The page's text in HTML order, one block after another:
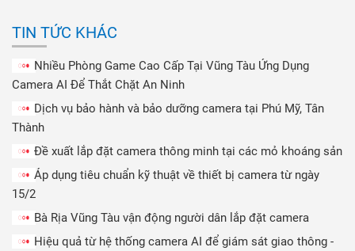
TIN TỨC KHÁC
Nhiều Phòng Game Cao Cấp Tại Vũng Tàu Ứng Dụng
Camera AI Để Thắt Chặt An Ninh
Dịch vụ bảo hành và bảo dưỡng camera tại Phú Mỹ, Tân
Thành
Đề xuất lắp đặt camera thông minh tại các mỏ khoáng sản
Áp dụng tiêu chuẩn kỹ thuật về thiết bị camera từ ngày
15/2
Bà Rịa Vũng Tàu vận động người dân lắp đặt camera
Hiệu quả từ hệ thống camera AI để giám sát giao thông -